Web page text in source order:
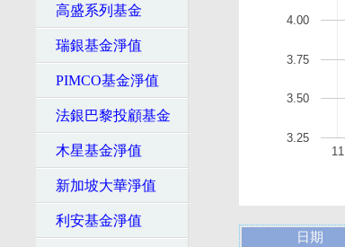
高盛系列基金
瑞銀基金淨值
PIMCO基金淨值
法銀巴黎投顧基金
木星基金淨值
新加坡大華淨值
利安基金淨值
11
3.25
3.50
3.75
4.00
日期